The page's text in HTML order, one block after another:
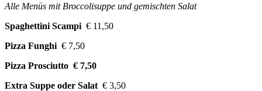
Alle Menüs mit Broccolisuppe und gemischten Salat
Spaghettini Scampi € 11,50
Pizza Funghi € 7,50
Pizza Prosciutto € 7,50
Extra Suppe oder Salat € 3,50